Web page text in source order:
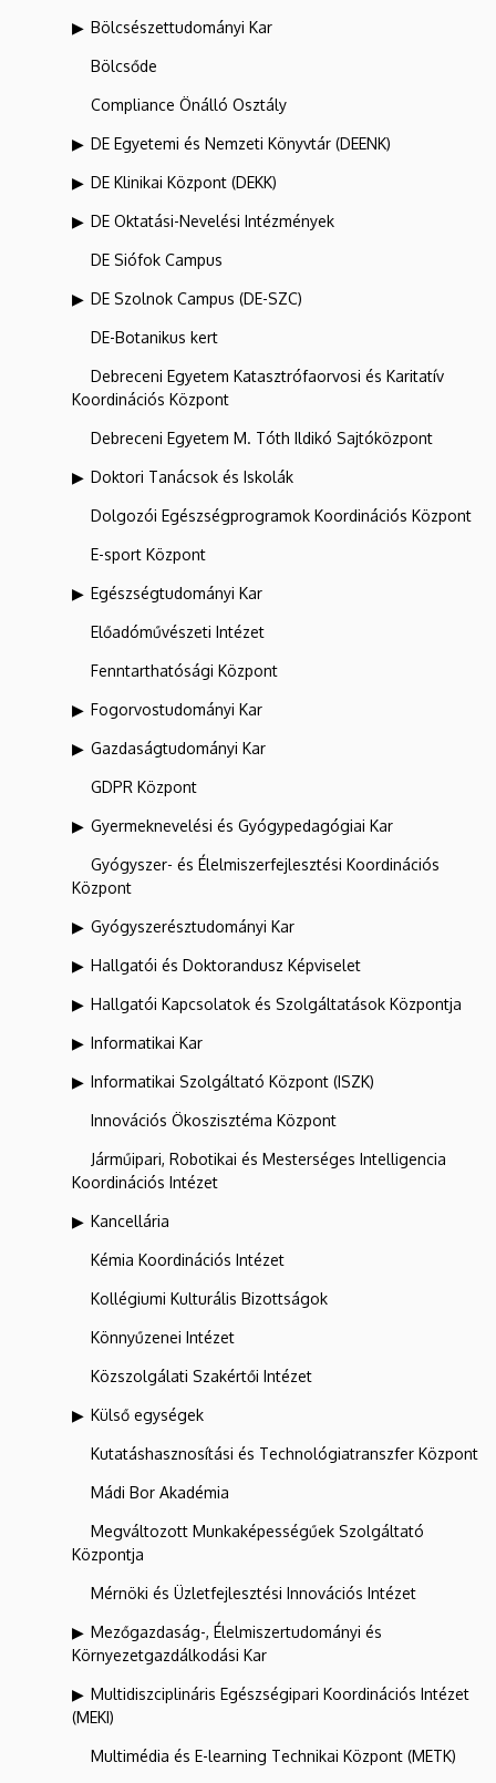
Bölcsészettudományi Kar
Bölcsőde
Compliance Önálló Osztály
DE Egyetemi és Nemzeti Könyvtár (DEENK)
DE Klinikai Központ (DEKK)
DE Oktatási-Nevelési Intézmények
DE Siófok Campus
DE Szolnok Campus (DE-SZC)
DE-Botanikus kert
Debreceni Egyetem Katasztrófaorvosi és Karitatív
Koordinációs Központ
Debreceni Egyetem M. Tóth Ildikó Sajtóközpont
Doktori Tanácsok és Iskolák
Dolgozói Egészségprogramok Koordinációs Központ
E-sport Központ
Egészségtudományi Kar
Előadóművészeti Intézet
Fenntarthatósági Központ
Fogorvostudományi Kar
Gazdaságtudományi Kar
GDPR Központ
Gyermeknevelési és Gyógypedagógiai Kar
Gyógyszer- és Élelmiszerfejlesztési Koordinációs
Központ
Gyógyszerésztudományi Kar
Hallgatói és Doktorandusz Képviselet
Hallgatói Kapcsolatok és Szolgáltatások Központja
Informatikai Kar
Informatikai Szolgáltató Központ (ISZK)
Innovációs Ökoszisztéma Központ
Járműipari, Robotikai és Mesterséges Intelligencia
Koordinációs Intézet
Kancellária
Kémia Koordinációs Intézet
Kollégiumi Kulturális Bizottságok
Könnyűzenei Intézet
Közszolgálati Szakértői Intézet
Külső egységek
Kutatáshasznosítási és Technológiatranszfer Központ
Mádi Bor Akadémia
Megváltozott Munkaképességűek Szolgáltató
Központja
Mérnöki és Üzletfejlesztési Innovációs Intézet
Mezőgazdaság-, Élelmiszertudományi és
Környezetgazdálkodási Kar
Multidiszciplináris Egészségipari Koordinációs Intézet
(MEKI)
Multimédia és E-learning Technikai Központ (METK)